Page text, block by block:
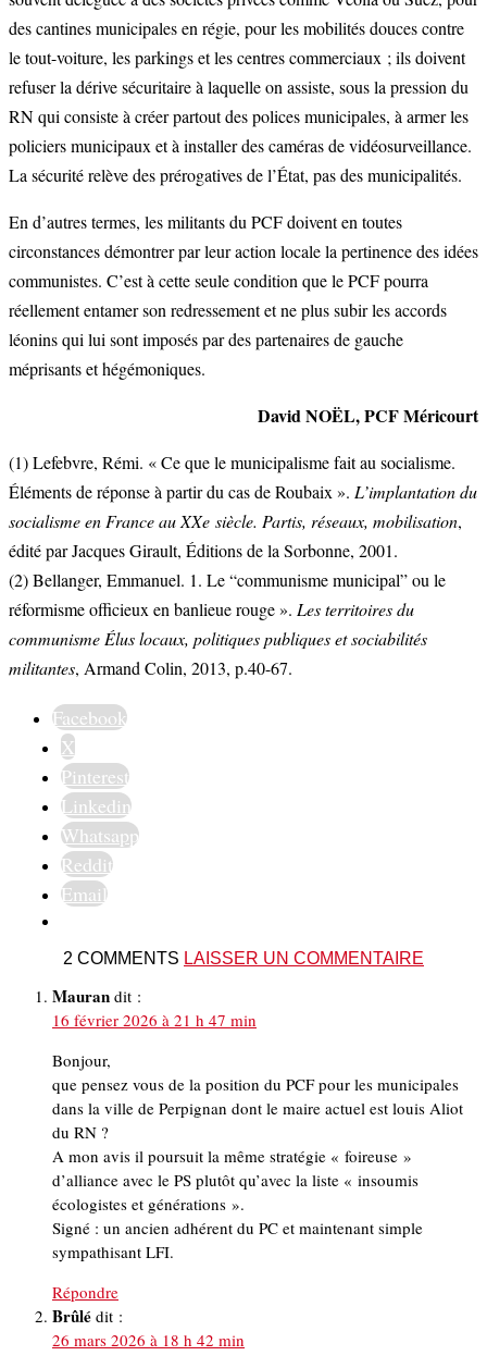
des cantines municipales en régie, pour les mobilités douces contre
le tout-voiture, les parkings et les centres commerciaux ; ils doivent
refuser la dérive sécuritaire à laquelle on assiste, sous la pression du
RN qui consiste à créer partout des polices municipales, à armer les
policiers municipaux et à installer des caméras de vidéosurveillance.
La sécurité relève des prérogatives de l’État, pas des municipalités.
En d’autres termes, les militants du PCF doivent en toutes
circonstances démontrer par leur action locale la pertinence des idées
communistes. C’est à cette seule condition que le PCF pourra
réellement entamer son redressement et ne plus subir les accords
léonins qui lui sont imposés par des partenaires de gauche
méprisants et hégémoniques.
David NOËL, PCF Méricourt
(1) Lefebvre, Rémi. « Ce que le municipalisme fait au socialisme.
Éléments de réponse à partir du cas de Roubaix ». L’implantation du
socialisme en France au XXe siècle. Partis, réseaux, mobilisation,
édité par Jacques Girault, Éditions de la Sorbonne, 2001.
(2) Bellanger, Emmanuel. 1. Le “communisme municipal” ou le
réformisme officieux en banlieue rouge ». Les territoires du
communisme Élus locaux, politiques publiques et sociabilités
militantes, Armand Colin, 2013, p.40-67.
Facebook
X
Pinterest
Linkedin
Whatsapp
Reddit
Email
2 COMMENTS LAISSER UN COMMENTAIRE
Mauran dit :
16 février 2026 à 21 h 47 min
Bonjour,
que pensez vous de la position du PCF pour les municipales
dans la ville de Perpignan dont le maire actuel est louis Aliot
du RN ?
A mon avis il poursuit la même stratégie « foireuse »
d’alliance avec le PS plutôt qu’avec la liste « insoumis
écologistes et générations ».
Signé : un ancien adhérent du PC et maintenant simple
sympathisant LFI.
Répondre
Brûlé dit :
26 mars 2026 à 18 h 42 min